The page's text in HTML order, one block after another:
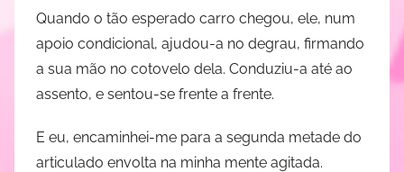
Quando o tão esperado carro chegou, ele, num
apoio condicional, ajudou-a no degrau, firmando
a sua mão no cotovelo dela. Conduziu-a até ao
assento, e sentou-se frente a frente.
E eu, encaminhei-me para a segunda metade do
articulado envolta na minha mente agitada.